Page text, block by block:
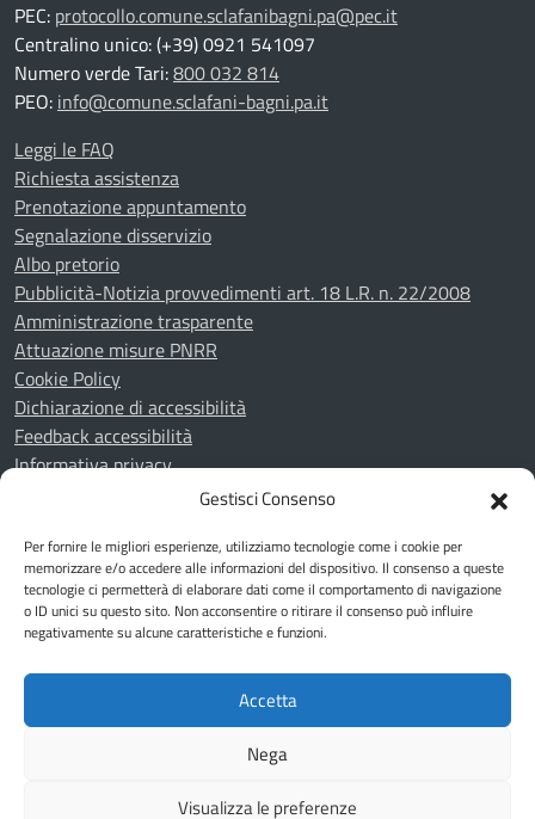
Gestisci Consenso
Per fornire le migliori esperienze, utilizziamo tecnologie come i cookie per
memorizzare e/o accedere alle informazioni del dispositivo. Il consenso a queste
tecnologie ci permetterà di elaborare dati come il comportamento di navigazione
o ID unici su questo sito. Non acconsentire o ritirare il consenso può influire
negativamente su alcune caratteristiche e funzioni.
Accetta
Nega
Visualizza le preferenze
PEC: protocollo.comune.sclafanibagni.pa@pec.it
Centralino unico: (+39) 0921 541097
Numero verde Tari:800 032 814
PEO: info@comune.sclafani-bagni.pa.it
Leggi le FAQ
Richiesta assistenza
Prenotazione appuntamento
Segnalazione disservizio
Albo pretorio
Pubblicità-Notizia provvedimenti art. 18 L.R. n. 22/2008
Amministrazione trasparente
Attuazione misure PNRR
Cookie Policy
Dichiarazione di accessibilità
Feedback accessibilità
Informativa privacy
Whistleblowing
SEGUICI SU